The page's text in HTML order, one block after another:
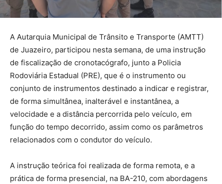
A Autarquia Municipal de Trânsito e Transporte (AMTT)
de Juazeiro, participou nesta semana, de uma instrução
de fiscalização de cronotacógrafo, junto a Policia
Rodoviária Estadual (PRE), que é o instrumento ou
conjunto de instrumentos destinado a indicar e registrar,
de forma simultânea, inalterável e instantânea, a
velocidade e a distância percorrida pelo veículo, em
função do tempo decorrido, assim como os parâmetros
relacionados com o condutor do veículo.
A instrução teórica foi realizada de forma remota, e a
prática de forma presencial, na BA-210, com abordagens